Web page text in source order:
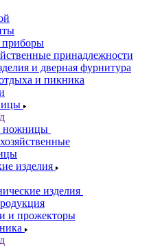
приборы
принадлежности
и дверная фурнитура
и пикника
изделия
изделия
и прожекторы